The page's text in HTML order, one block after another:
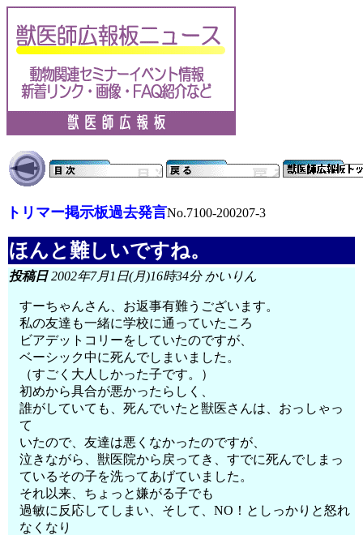
トリマー掲示板過去発言No.7100-200207-3
ほんと難しいですね。
投稿日2002年7月1日(月)16時34分 かいりん
すーちゃんさん、お返事有難うございます。
私の友達も一緒に学校に通っていたころ
ビアデットコリーをしていたのですが、
ベーシック中に死んでしまいました。
（すごく大人しかった子です。）
初めから具合が悪かったらしく、
誰がしていても、死んでいたと獣医さんは、おっしゃっ
て
いたので、友達は悪くなかったのですが、
泣きながら、獣医院から戻ってき、すでに死んでしまっ
ているその子を洗ってあげていました。
それ以来、ちょっと嫌がる子でも
過敏に反応してしまい、そして、NO！としっかりと怒れ
なくなり